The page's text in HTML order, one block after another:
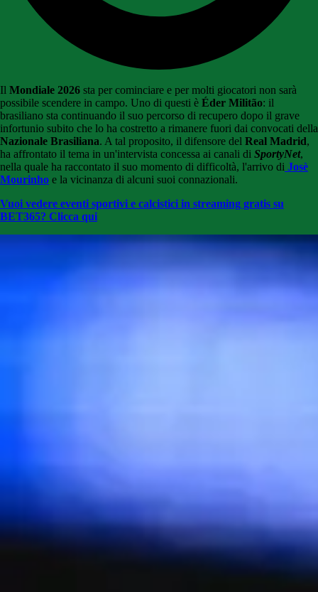
Il Mondiale 2026 sta per cominciare e per molti giocatori non sarà
possibile scendere in campo. Uno di questi è Éder Militão: il
brasiliano sta continuando il suo percorso di recupero dopo il grave
infortunio subito che lo ha costretto a rimanere fuori dai convocati della
Nazionale Brasiliana. A tal proposito, il difensore del Real Madrid,
ha affrontato il tema in un'intervista concessa ai canali di SportyNet,
nella quale ha raccontato il suo momento di difficoltà, l'arrivo di Josè
Mourinho e la vicinanza di alcuni suoi connazionali.
Vuoi vedere eventi sportivi e calcistici in streaming gratis su
BET365? Clicca qui